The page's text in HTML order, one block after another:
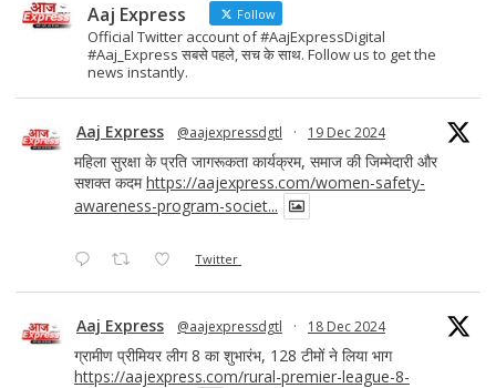
Aaj Express Follow
Official Twitter account of #AajExpressDigital
#Aaj_Express सबसे पहले, सच के साथ. Follow us to get the
news instantly.
Aaj Express @aajexpressdgtl · 19 Dec 2024
महिला सुरक्षा के प्रति जागरूकता कार्यक्रम, समाज की जिम्मेदारी और
सशक्त कदमhttps://aajexpress.com/women-safety-
awareness-program-societ...
Twitter
Aaj Express @aajexpressdgtl · 18 Dec 2024
ग्रामीण प्रीमियर लीग 8 का शुभारंभ, 128 टीमों ने लिया भाग
https://aajexpress.com/rural-premier-league-8-